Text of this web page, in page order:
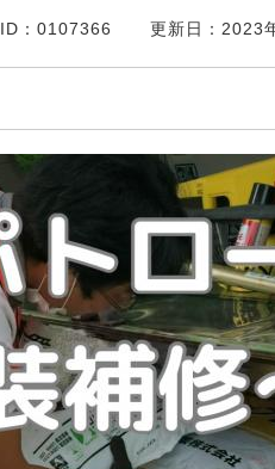
：0107366 更新日：2023